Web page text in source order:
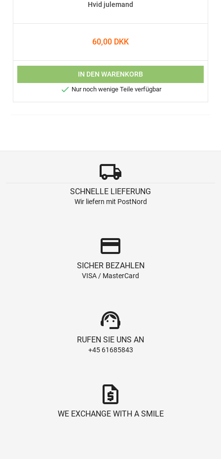
Hvid julemand
60,00 DKK
IN DEN WARENKORB
 Nur noch wenige Teile verfügbar
local_shipping
SCHNELLE LIEFERUNG
Wir liefern mit PostNord
credit_card
SICHER BEZAHLEN
VISA / MasterCard
support_agent
RUFEN SIE UNS AN
+45 61685843
request_quote
WE EXCHANGE WITH A SMILE